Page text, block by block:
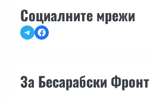
Социалните мрежи
TelegramFacebook
За Бесарабски Фронт